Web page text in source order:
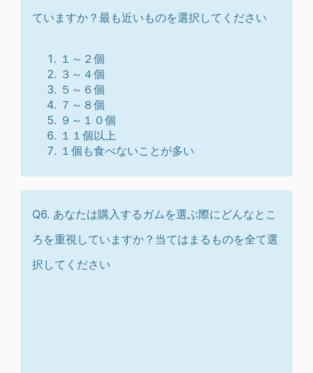
ていますか？最も近いものを選択してください
１～２個
３～４個
５～６個
７～８個
９～１０個
１１個以上
１個も食べないことが多い
Q6. あなたは購入するガムを選ぶ際にどんなとこ
ろを重視していますか？当てはまるものを全て選
択してください